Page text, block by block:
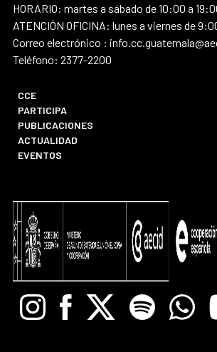
HORARIO: martes a sábado de 10:00 a
ATENCIÓN OFICINA: lunes a viernes de
Correo electrónico :
Teléfono: 2377-2200
CCE
PARTICIPA
PUBLICACIONES
ACTUALIDAD
EVENTOS
InstagramFacebook
X Spotify